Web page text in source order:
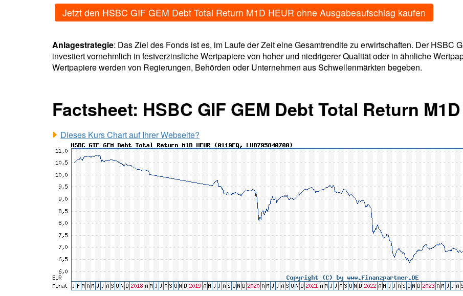
Jetzt den HSBC GIF GEM Debt Total Return M1D HEUR ohne Ausgabeaufschlag kaufen
Anlagestrategie: Das Ziel des Fonds ist es, im Laufe der Zeit eine Gesamtrendite zu erwirtschaften. Der HSBC
investiert vornehmlich in festverzinsliche Wertpapiere von hoher und niedrigerer Qualität oder in ähnliche
Wertpapiere werden von Regierungen, Behörden oder Unternehmen aus Schwellenmärkten begeben.
Factsheet: HSBC GIF GEM Debt Total Return
Dieses Kurs Chart auf Ihrer Webseite?